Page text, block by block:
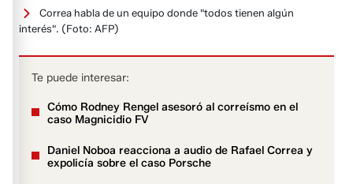
Correa habla de un equipo donde "todos tienen algún
interés". (Foto: AFP)
Te puede interesar:
Cómo Rodney Rengel asesoró al correísmo en el
caso Magnicidio FV
Daniel Noboa reacciona a audio de Rafael Correa y
expolicía sobre el caso Porsche